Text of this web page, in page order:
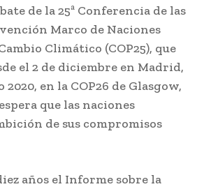
de la 25ª Conferencia de las
Marco de Naciones
Climático (COP25), que
el 2 de diciembre en Madrid,
2020, en la COP26 de Glasgow,
que las naciones
de sus compromisos
años el Informe sobre la